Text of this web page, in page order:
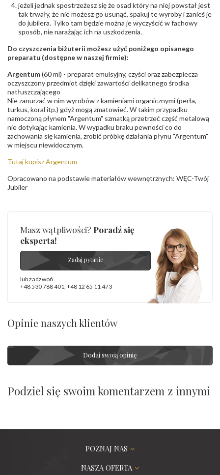
jeżeli jednak spostrzeżesz się że osad który na niej powstał jest
tak trwały, że nie możesz go usunąć, spakuj te wyroby i zanieś je
do jubilera. Tylko tam będzie można je wyczyścić w fachowy
sposób, nie narażając ich na uszkodzenia.
Do czyszczenia biżuterii możesz użyć poniżego opisanego
preparatu (dostępne w naszej firmie):
Argentum(60 ml) - preparat emulsyjny, czyści oraz zabezpiecza
oczyszczony przedmiot dzięki zawartości delikatnego środka
natłuszczającego
Nie zanurzać w nim wyrobów z kamieniami organicznymi (perła,
turkus, koral itp.) gdyż mogą zmatowieć. W takim przypadku
namoczoną płynem "Argentum" szmatką przetrzeć część metalową
nie dotykając kamienia. W wypadku braku pewności co do
zachowania się kamienia, zrobić próbkę działania płynu "Argentum"
w miejscu niewidocznym.
Tutaj kupisz Argentum
Opracowano na podstawie materiałów wewnętrznych: WĘC-Twój
Jubiler
Masz wątpliwości? Poradź się
eksperta!
Zadaj pytanie
lub zadzwoń
+48 530 788 401 +48 12 65 11 473
Opinie naszych klientów
Dodaj swoją opinię
Podziel się swoim komentarzem z innymi
POZNAJ NAS
NASZA OFERTA